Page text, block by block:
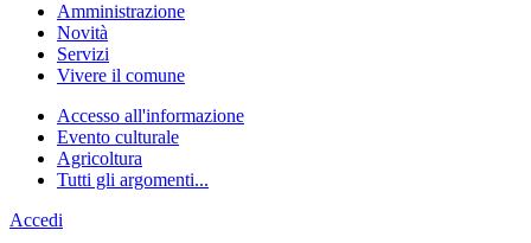
Amministrazione
Novità
Servizi
Vivere il comune
Accesso all'informazione
Evento culturale
Agricoltura
Tutti gli argomenti...
Accedi